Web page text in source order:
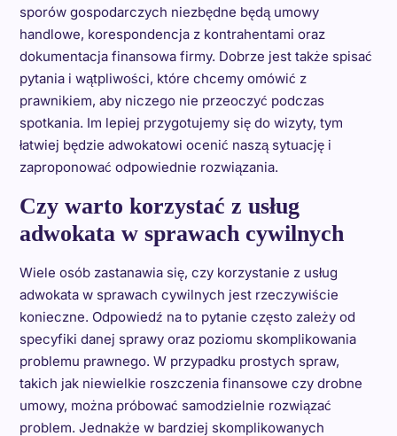
sporów gospodarczych niezbędne będą umowy
handlowe, korespondencja z kontrahentami oraz
dokumentacja finansowa firmy. Dobrze jest także spisać
pytania i wątpliwości, które chcemy omówić z
prawnikiem, aby niczego nie przeoczyć podczas
spotkania. Im lepiej przygotujemy się do wizyty, tym
łatwiej będzie adwokatowi ocenić naszą sytuację i
zaproponować odpowiednie rozwiązania.
Czy warto korzystać z usług
adwokata w sprawach cywilnych
Wiele osób zastanawia się, czy korzystanie z usług
adwokata w sprawach cywilnych jest rzeczywiście
konieczne. Odpowiedź na to pytanie często zależy od
specyfiki danej sprawy oraz poziomu skomplikowania
problemu prawnego. W przypadku prostych spraw,
takich jak niewielkie roszczenia finansowe czy drobne
umowy, można próbować samodzielnie rozwiązać
problem. Jednakże w bardziej skomplikowanych